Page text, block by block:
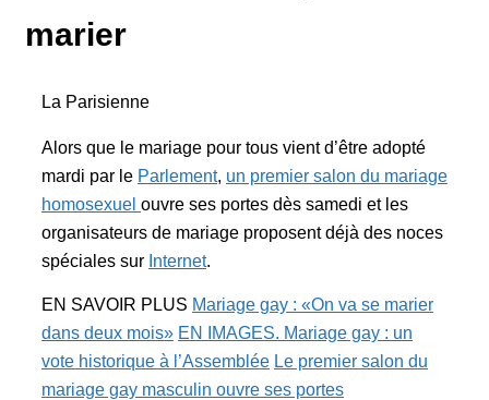
marier
La Parisienne
Alors que le mariage pour tous vient d’être adopté
mardi par le Parlement, un premier salon du mariage
homosexuel ouvre ses portes dès samedi et les
organisateurs de mariage proposent déjà des noces
spéciales sur Internet.
EN SAVOIR PLUS Mariage gay : «On va se marier
dans deux mois» EN IMAGES. Mariage gay : un
vote historique à l’Assemblée Le premier salon du
mariage gay masculin ouvre ses portes